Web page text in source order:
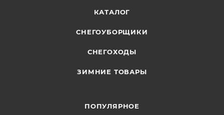
КАТАЛОГ
СНЕГОУБОРЩИКИ
СНЕГОХОДЫ
ЗИМНИЕ ТОВАРЫ
ПОПУЛЯРНОЕ